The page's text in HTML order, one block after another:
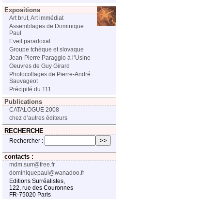
Expositions
Art brut, Art immédiat
Assemblages de Dominique
Paul
Eveil paradoxal
Groupe tchèque et slovaque
Jean-Pierre Paraggio à l’Usine
Oeuvres de Guy Girard
Photocollages de Pierre-André
Sauvageot
Précipité du 111
Publications
CATALOGUE 2008
chez d’autres éditeurs
RECHERCHE
Rechercher :
contacts :
mdm.surr@free.fr
dominiquepaul@wanadoo.fr
Editions Surréalistes,
122, rue des Couronnes
FR-75020 Paris